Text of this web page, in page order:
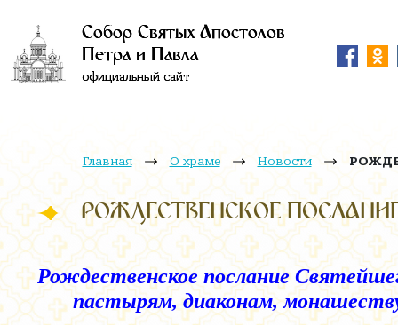
Собор Святых Апостолов
Петра и Павла
официальный сайт
Главная О храме Новости
РОЖДЕСТВЕНСКОЕ ПОСЛАНИЕ
Рождественское послание
пастырям, диаконам,